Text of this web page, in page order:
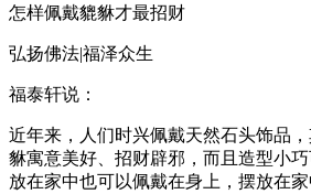
怎样佩戴貔貅才最招财
弘扬佛法|福泽众生
福泰轩说：
近年来，人们时兴佩戴天然石头饰品
貅寓意美好、招财辟邪，而且造型小
放在家中也可以佩戴在身上，摆放在